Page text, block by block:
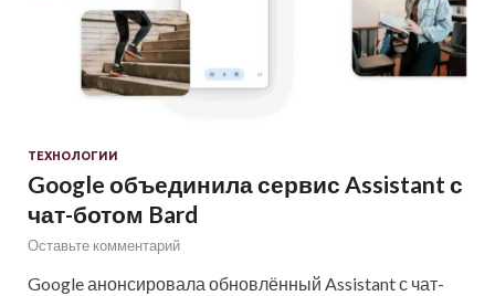
ТЕХНОЛОГИИ
Google объединила сервис Assistant с
чат-ботом Bard
Оставьте комментарий
Google анонсировала обновлённый Assistant с чат-